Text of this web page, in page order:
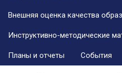
Внешняя оценка качества
Инструктивно-методические
Планы и отчеты События